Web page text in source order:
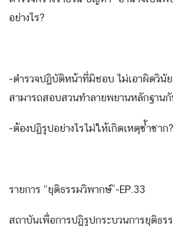
อย่างไร?
-ตำรวจปฏิบัติหน้าที่มิชอบ ไม่เอาผิดวินั
สามารถสอบสวนทำลายพยานหลักฐานกั
-ต้องปฏิรูปอย่างไรไม่ให้เกิดเหตุซ้ำซาก?
รายการ “ยุติธรรมวิพากษ์”-EP.33
สถาบันเพื่อการปฏิรูปกระบวนการยุติธร